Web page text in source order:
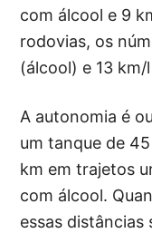
com álcool e 9
rodovias, os
(álcool) e 13 km/
A autonomia é
um tanque de
km em trajetos
com álcool.
essas